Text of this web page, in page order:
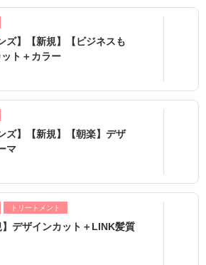
ズ】【新規】【ビジネスも
ト＋カラー
ズ】【新規】【朝楽】デザ
マ
トリートメント
】デザインカット＋LINK髪質